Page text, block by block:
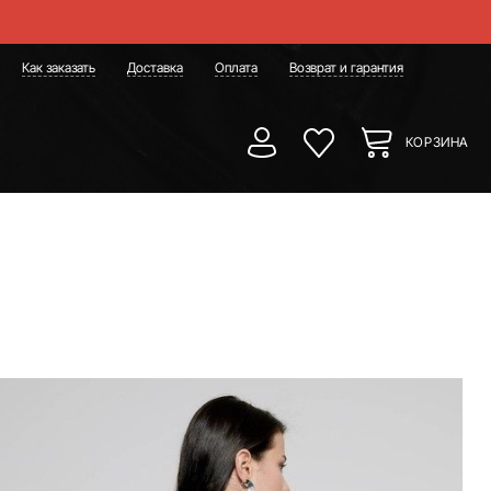
Как заказать Доставка Оплата Возврат и гарантия
КОРЗИНА